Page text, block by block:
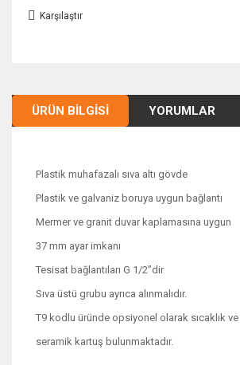
Karşılaştır
ÜRÜN BILGISI YORUMLAR
Plastik muhafazalı sıva altı gövde
Plastik ve galvaniz boruya uygun bağlantı
Mermer ve granit duvar kaplamasına uygun
37 mm ayar imkanı
Tesisat bağlantıları G 1/2’’dir
Sıva üstü grubu ayrıca alınmalıdır.
T9 kodlu üründe opsiyonel olarak sıcaklık
seramik kartuş bulunmaktadır.